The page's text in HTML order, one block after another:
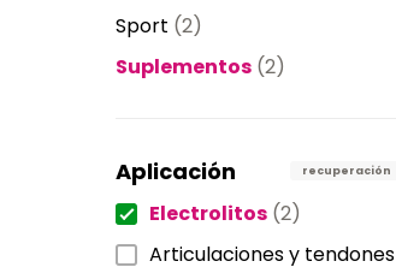
Sport (2)
Suplementos (2)
Aplicación recuperación
Electrolitos (2)
Articulaciones y tendones